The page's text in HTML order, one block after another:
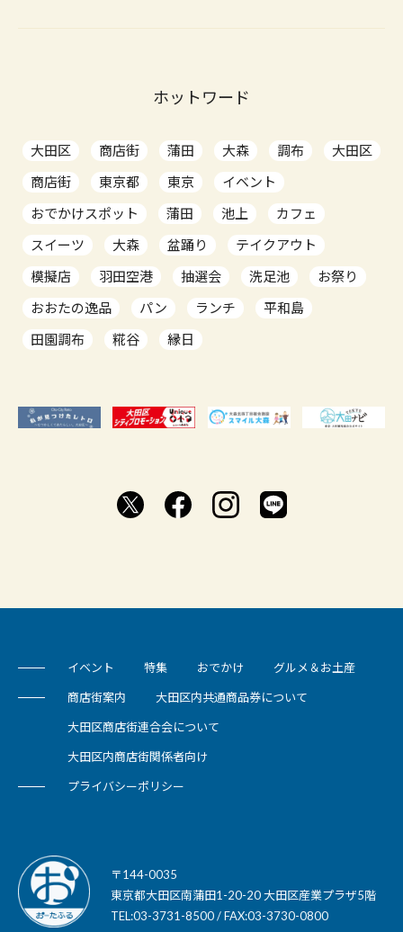
ホットワード
大田区 商店街 蒲田 大森 調布
大田区
商店街
東京都 東京
イベント
おでかけスポット
蒲田 池上
カフェ
スイーツ
大森 盆踊り
テイクアウト
模擬店
羽田空港 抽選会 洗足池
お祭り
おおたの逸品
パン ランチ
平和島
田園調布
糀谷 縁日
イベント 特集 おでかけ グルメ＆お土産
商店街案内 大田区内共通商品券について
大田区商店街連合会について
大田区内商店街関係者向け
プライバシーポリシー
〒144-0035
東京都大田区南蒲田1-20-20 大田区産業プラザ5階
TEL:03-3731-8500 / FAX:03-3730-0800